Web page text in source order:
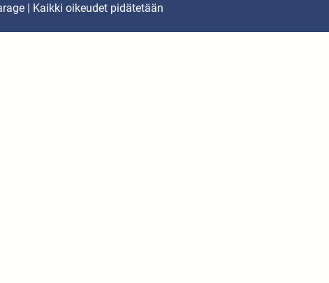
| Kaikki oikeudet pidätetään